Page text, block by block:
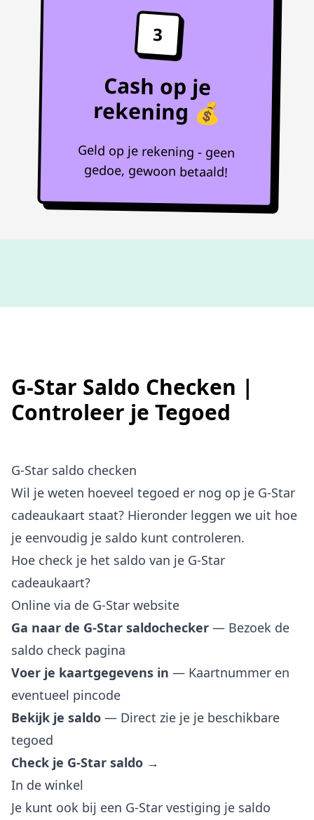
3
Cash op je
rekening 💰
Geld op je rekening - geen
gedoe, gewoon betaald!
G-Star Saldo Checken |
Controleer je Tegoed
G-Star saldo checken
Wil je weten hoeveel tegoed er nog op je G-Star
cadeaukaart staat? Hieronder leggen we uit hoe
je eenvoudig je saldo kunt controleren.
Hoe check je het saldo van je G-Star
cadeaukaart?
Online via de G-Star website
Ga naar de G-Star saldochecker — Bezoek de
saldo check pagina
Voer je kaartgegevens in — Kaartnummer en
eventueel pincode
Bekijk je saldo — Direct zie je je beschikbare
tegoed
Check je G-Star saldo →
In de winkel
Je kunt ook bij een G-Star vestiging je saldo